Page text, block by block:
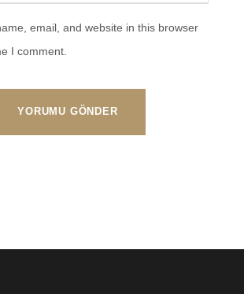
email, and website in this browser
I comment.